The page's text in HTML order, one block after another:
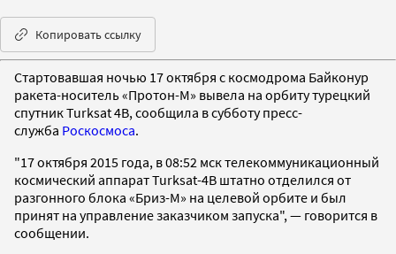
Копировать ссылку
Стартовавшая ночью 17 октября с космодрома Байконур
ракета-носитель «Протон-М» вывела на орбиту турецкий
спутник Turksat 4B, сообщила в субботу пресс-
служба Роскосмоса.
"17 октября 2015 года, в 08:52 мск телекоммуникационный
космический аппарат Turksat-4B штатно отделился от
разгонного блока «Бриз-М» на целевой орбите и был
принят на управление заказчиком запуска", — говорится в
сообщении.